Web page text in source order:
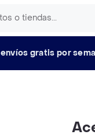
envíos gratis por